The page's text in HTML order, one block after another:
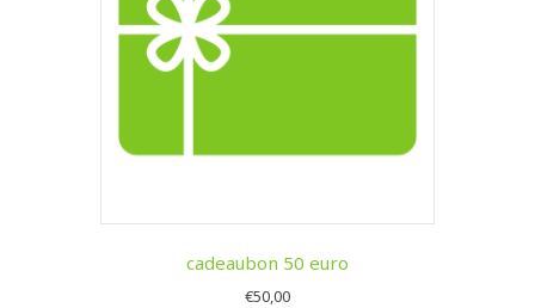
cadeaubon 50 euro
€50,00